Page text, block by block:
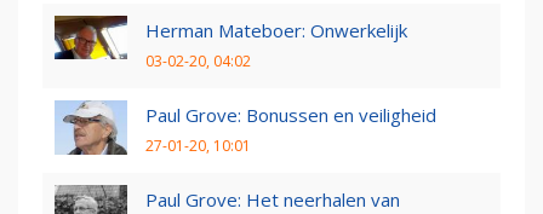
Herman Mateboer: Onwerkelijk
03-02-20, 04:02
Paul Grove: Bonussen en veiligheid
27-01-20, 10:01
Paul Grove: Het neerhalen van